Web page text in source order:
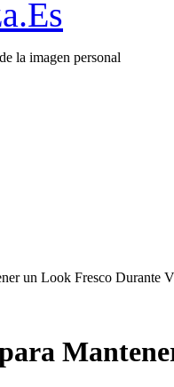
la imagen personal
un Look Fresco Durante